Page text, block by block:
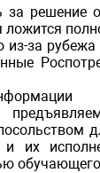
за
ложится
из-за
о
и их